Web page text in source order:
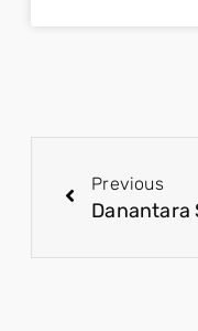
Previous